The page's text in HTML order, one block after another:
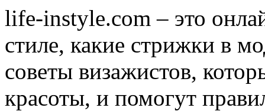
life-instyle.com – это
стиле, какие стрижки в
советы визажистов,
красоты, и помогут